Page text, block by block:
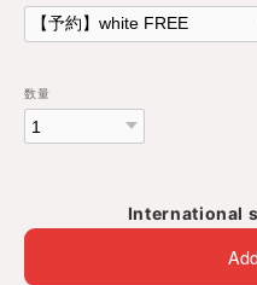
数量
International